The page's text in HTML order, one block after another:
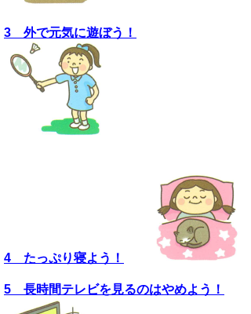
3 外で元気に遊ぼう！
4 たっぷり寝よう！
5 長時間テレビを見るのはやめよう！